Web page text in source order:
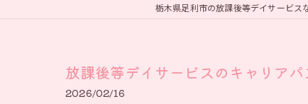
栃木県足利市の放課後等デイサービス
放課後等デイサービスのキャリア
2026/02/16